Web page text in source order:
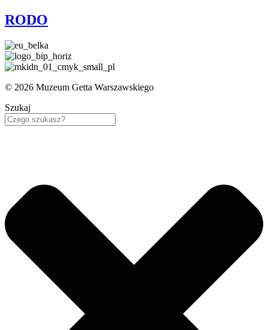
RODO
© 2026 Muzeum Getta Warszawskiego
Szukaj